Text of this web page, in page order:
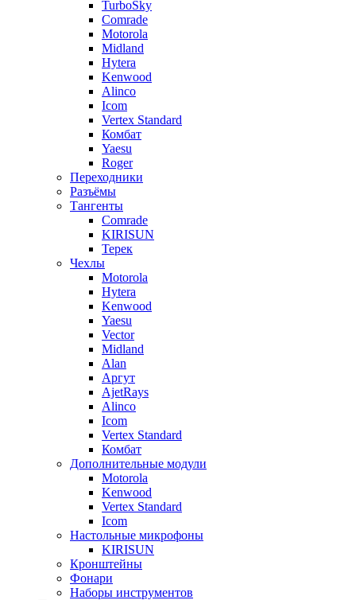
TurboSky
Comrade
Motorola
Midland
Hytera
Kenwood
Alinco
Icom
Vertex Standard
Комбат
Yaesu
Roger
Переходники
Разъёмы
Тангенты
Comrade
KIRISUN
Терек
Чехлы
Motorola
Hytera
Kenwood
Yaesu
Vector
Midland
Alan
Аргут
AjetRays
Alinco
Icom
Vertex Standard
Комбат
Дополнительные модули
Motorola
Kenwood
Vertex Standard
Icom
Настольные микрофоны
KIRISUN
Кронштейны
Фонари
Наборы инструментов